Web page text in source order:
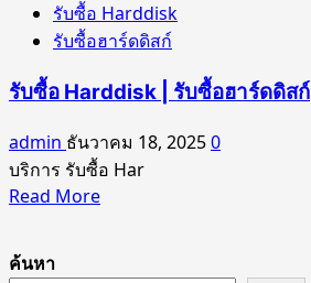
ดิสก์
โน๊
รับ
ซื้อ
มือ
|
รับ
ซื้อ
รับซื้อ Harddisk
รับซื้อฮาร์ดดิสก์
รับซื้อ Harddisk | รับซื้อฮาร์ดดิสก์
admin ธันวาคม 18, 20250
บริการ รับซื้อ Har
Read MoreRead
ค้นหา